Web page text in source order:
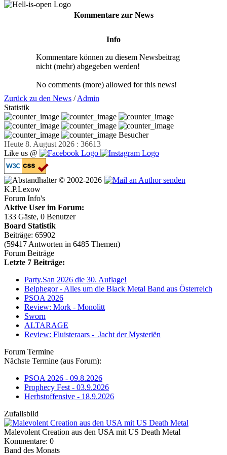
Kommentare zur News
Info
Kommentare können zu diesem Newsbeitrag
nicht (mehr) abgegeben werden!
No comments (more) allowed for this news!
Zurück zu den News /Admin
Statistik
Besucher
Heute 8. August 2026 : 36613
Like us @
© 2002-2026
K.P.Lexow
Forum Info's
Aktive User im Forum:
133 Gäste, 0 Benutzer
Board Statistik
Beiträge: 65902
(59417 Antworten in 6485 Themen)
Forum Beiträge
Letzte 7 Beiträge:
Party.San 2026 die 30. Auflage!
Belphegor - Alles um die Black Metal Band aus Österreich
PSOA 2026
Review: Mork - Monolitt
Sworn
ALTARAGE
Review: Fluisteraars - Jacht der Mysteriën
Forum Termine
Nächste Termine (aus Forum):
PSOA 2026 - 09.8.2026
Prophecy Fest - 03.9.2026
Herbstoffensive - 18.9.2026
Zufallsbild
Malevolent Creation aus den USA mit US Death Metal
Kommentare: 0
Band des Monats